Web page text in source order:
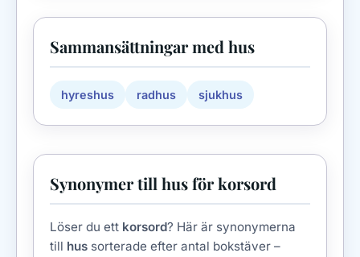
Sammansättningar med hus
hyreshus radhus sjukhus
Synonymer till hus för korsord
Löser du ett korsord? Här är synonymerna
till hus sorterade efter antal bokstäver –